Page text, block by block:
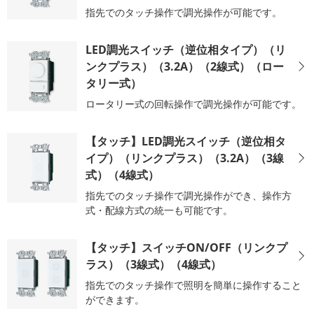
指先でのタッチ操作で調光操作が可能です。
LED調光スイッチ（逆位相タイプ）（リ
ンクプラス）（3.2A）（2線式）（ロー
タリー式）
ロータリー式の回転操作で調光操作が可能です。
【タッチ】LED調光スイッチ（逆位相タ
イプ）（リンクプラス）（3.2A）（3線
式）（4線式）
指先でのタッチ操作で調光操作ができ、操作方
式・配線方式の統一も可能です。
【タッチ】スイッチON/OFF（リンクプ
ラス）（3線式）（4線式）
指先でのタッチ操作で照明を簡単に操作すること
ができます。